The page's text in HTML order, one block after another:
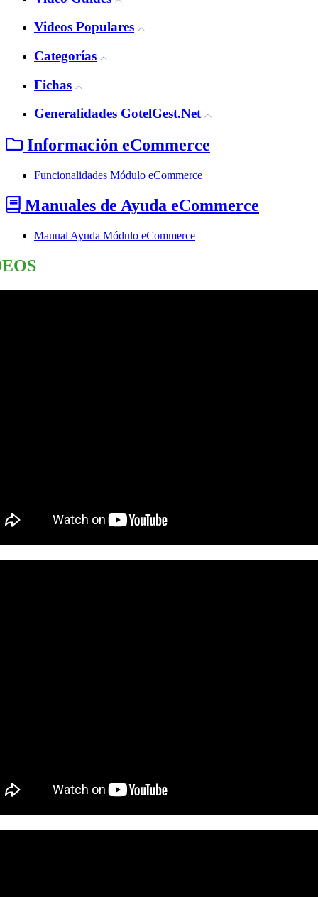
Videos Populares
Categorías
Fichas
Generalidades GotelGest.Net
Información eCommerce
Funcionalidades Módulo eCommerce
Manuales de Ayuda eCommerce
Manual Ayuda Módulo eCommerce